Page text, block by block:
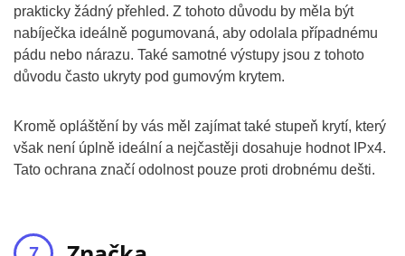
prakticky žádný přehled. Z tohoto důvodu by měla být
nabíječka ideálně pogumovaná, aby odolala případnému
pádu nebo nárazu. Také samotné výstupy jsou z tohoto
důvodu často ukryty pod gumovým krytem.
Kromě opláštění by vás měl zajímat také stupeň krytí, který
však není úplně ideální a nejčastěji dosahuje hodnot IPx4.
Tato ochrana značí odolnost pouze proti drobnému dešti.